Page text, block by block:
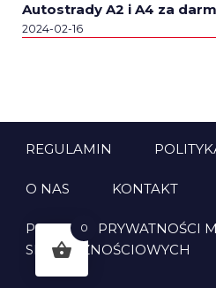
Autostrady A2 i A4 za
2024-02-16
REGULAMIN
O NAS KONTAKT
POLITYKA PRYWATNOŚCI
SPOŁECZNOŚCIOWYCH
0